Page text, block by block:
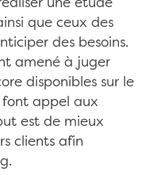
une étude
que ceux des
des besoins.
amené à juger
disponibles sur le
font appel aux
est de mieux
clients afin